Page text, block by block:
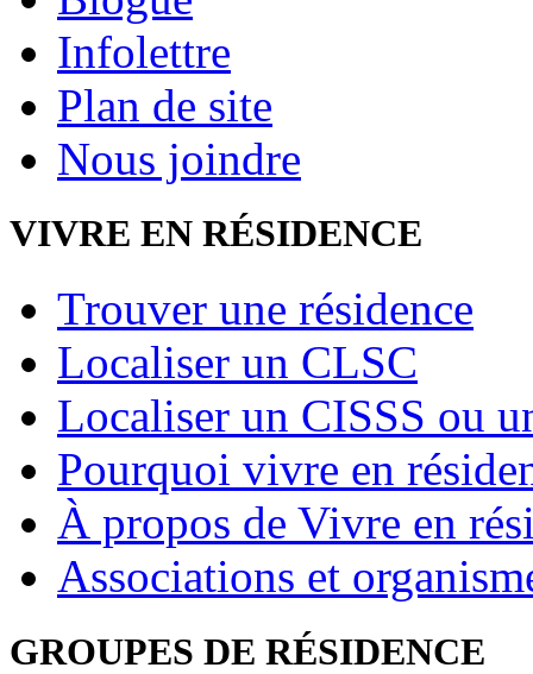
Infolettre
Plan de site
Nous joindre
VIVRE EN RÉSIDENCE
Trouver une résidence
Localiser un CLSC
Localiser un CISSS ou
Pourquoi vivre en
À propos de Vivre en
Associations et
GROUPES DE RÉSIDENCE